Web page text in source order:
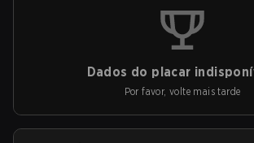
Dados do placar
Por favor, volte mais tarde